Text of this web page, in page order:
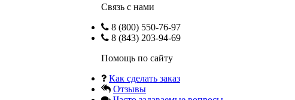
Связь с нами
8 (800) 550-76-97
8 (843) 203-94-69
Помощь по сайту
Как сделать заказ
Отзывы